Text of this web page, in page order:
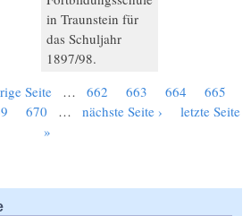
in Traunstein für
das Schuljahr
1897/98.
Seite … 662 663 664 665
670 … nächste Seite ›
letzte Seite
»